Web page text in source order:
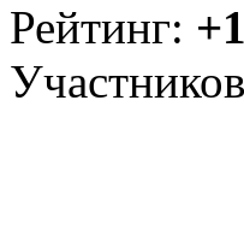
Рейтинг: